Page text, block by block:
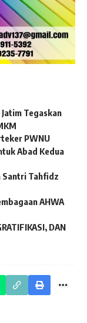
Tegaskan
PWNU
Abad Kedua
Santri Tahfidz
AHWA
DAN